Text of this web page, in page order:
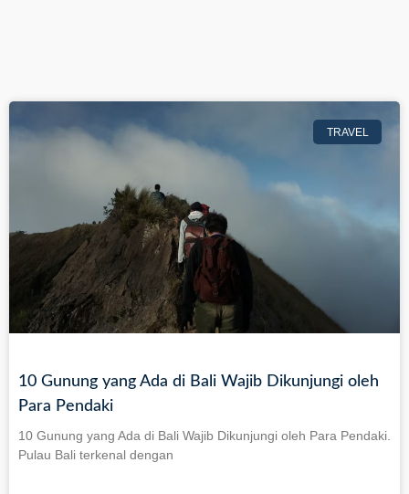
TRAVEL
10 Gunung yang Ada di Bali Wajib Dikunjungi oleh
Para Pendaki
10 Gunung yang Ada di Bali Wajib Dikunjungi oleh Para Pendaki.
Pulau Bali terkenal dengan